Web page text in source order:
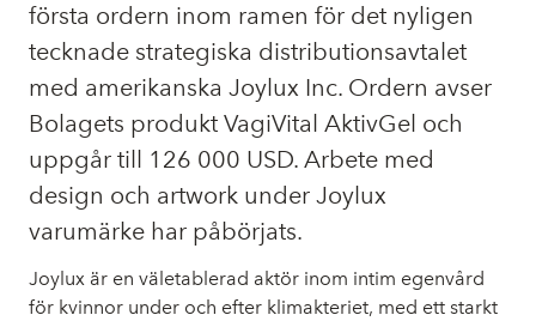
första ordern inom ramen för det nyligen
tecknade strategiska distributionsavtalet
med amerikanska Joylux Inc. Ordern avser
Bolagets produkt VagiVital AktivGel och
uppgår till 126 000 USD. Arbete med
design och artwork under Joylux
varumärke har påbörjats.
Joylux är en väletablerad aktör inom intim egenvård
för kvinnor under och efter klimakteriet, med ett starkt